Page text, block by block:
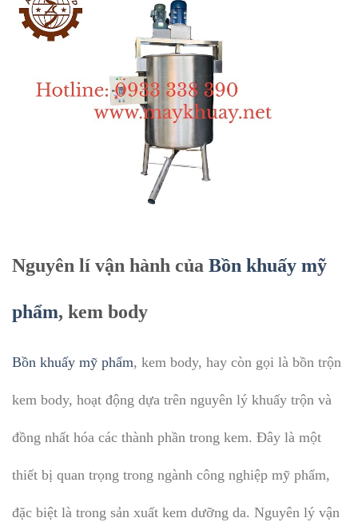
Nguyên lí vận hành của Bồn khuấy mỹ
phẩm, kem body
Bồn khuấy mỹ phẩm, kem body, hay còn gọi là bồn trộn
kem body, hoạt động dựa trên nguyên lý khuấy trộn và
đồng nhất hóa các thành phần trong kem. Đây là một
thiết bị quan trọng trong ngành công nghiệp mỹ phẩm,
đặc biệt là trong sản xuất kem dưỡng da. Nguyên lý vận